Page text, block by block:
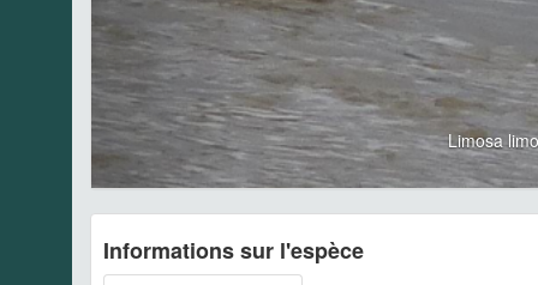
Limosa
Informations sur l'espèce